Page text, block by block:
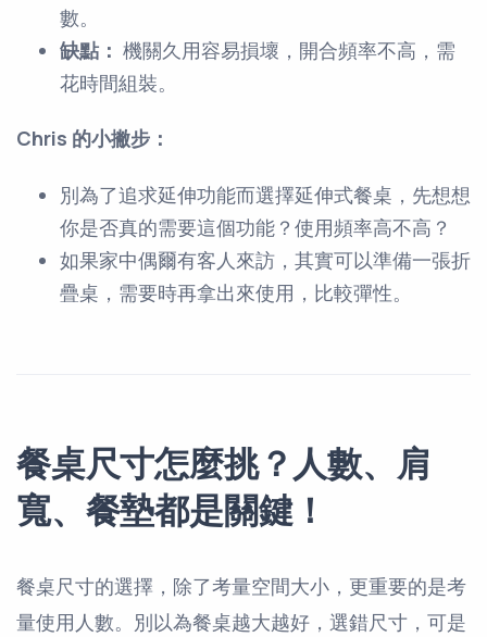
數。
缺點： 機關久用容易損壞，開合頻率不高，需
花時間組裝。
Chris 的小撇步：
別為了追求延伸功能而選擇延伸式餐桌，先想想
你是否真的需要這個功能？使用頻率高不高？
如果家中偶爾有客人來訪，其實可以準備一張折
疊桌，需要時再拿出來使用，比較彈性。
餐桌尺寸怎麼挑？人數、肩
寬、餐墊都是關鍵！
餐桌尺寸的選擇，除了考量空間大小，更重要的是考
量使用人數。別以為餐桌越大越好，選錯尺寸，可是